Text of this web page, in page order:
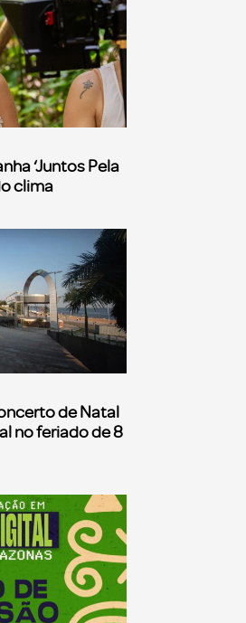
‘Juntos Pela
clima
de Natal
no feriado de 8